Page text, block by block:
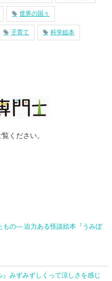
世界の国々
子育て 科学絵本
覧ください。
もの― 迫力ある怪談絵本『うみぼ
』みずみずしくって涼しさを感じ